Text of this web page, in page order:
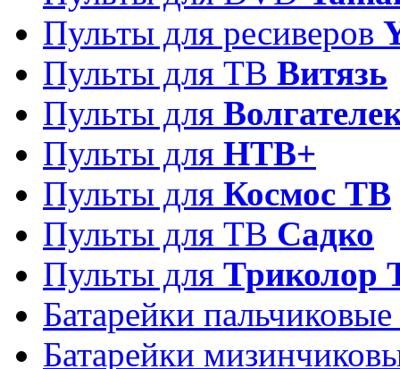
Пульты для ресиверов
Пульты для ТВ Витязь
Пульты для
Пульты для НТВ+
Пульты для Космос ТВ
Пульты для ТВ Садко
Пульты для Триколор
Батарейки
Батарейки